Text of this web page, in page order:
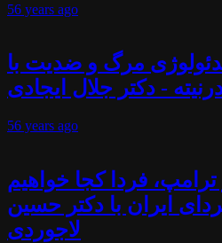
56 years ago
مرگ و ضدیت با
- دکتر جلال ایجادی
56 years ago
فردا کجا خواهیم
ایران با دکتر حسین
لاجوردی